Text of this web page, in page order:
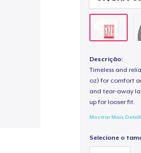
Descrição:
Timeless and
oz) for comfort
and tear-away
up for looser fit.
Mostrar Mais
Selecione o